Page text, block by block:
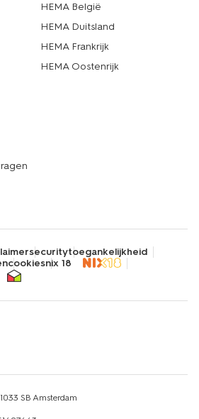
HEMA België
HEMA Duitsland
HEMA Frankrijk
HEMA Oostenrijk
securitytoegankelijkheid
cookiesnix 18
SB Amsterdam